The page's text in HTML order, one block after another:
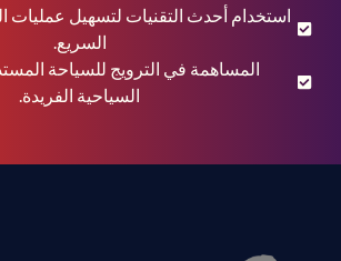
استخدام أحدث التقنيات لتسهيل عمليات
السريع.
المساهمة في الترويج للسياحة
السياحية الفريدة.